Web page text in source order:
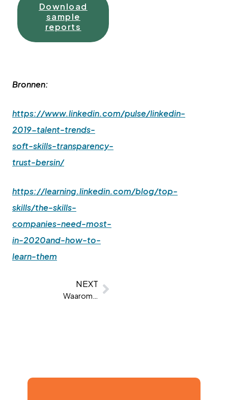
Download
sample
reports
Bronnen:
https://www.linkedin.com/pulse/linkedin-
2019-talent-trends-
soft-skills-transparency-
trust-bersin/
https://learning.linkedin.com/blog/top-
skills/the-skills-
companies-need-most-
in-2020and-how-to-
learn-them
NEXT